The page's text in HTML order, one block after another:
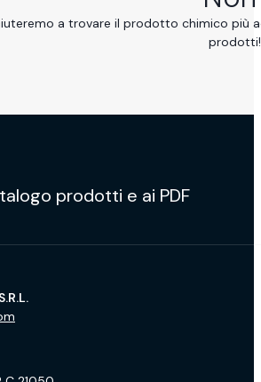
a trovare il prodotto chimico più
prodotti!
prodotti e ai PDF